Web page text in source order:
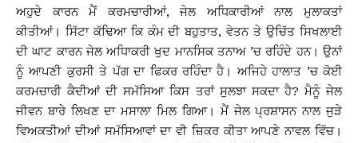
ਅਹੁਦੇ ਕਾਰਨ ਮੈਂ ਕਰਮਚਾਰੀਆਂ, ਜੇਲ ਅਧਿਕਾਰੀਆਂ ਨਾਲ ਮੁਲਾਕਤਾਂ
ਕੀਤੀਆਂ। ਸਿੱਟਾ ਕੱਢਿਆ ਕਿ ਕੰਮ ਦੀ ਬਹੁਤਾਤ, ਵੇਤਨ ਤੇ ਉਚਿੱਤ ਸਿਖਲਾਈ
ਦੀ ਘਾਟ ਕਾਰਨ ਜੇਲ ਅਧਿਾਕਰੀ ਖੁਦ ਮਾਨਸਿਕ ਤਨਾਅ ’ਚ ਰਹਿੰਦੇ ਹਨ। ਉਨਾਂ
ਨੂੰ ਆਪਣੀ ਕੁਰਸੀ ਤੇ ਪੱਗ ਦਾ ਫਿਕਰ ਰਹਿੰਦਾ ਹੈ। ਅਜਿਹੇ ਹਾਲਾਤ ’ਚ ਕੋਈ
ਕਰਮਚਾਰੀ ਕੈਦੀਆਂ ਦੀ ਸਮੱਸਿਆ ਕਿਸ ਤਰਾਂ ਸੁਲਝਾ ਸਕਦਾ ਹੈ? ਮੈਨੂੰ ਜੇਲ
ਜੀਵਨ ਬਾਰੇ ਲਿਖਣ ਦਾ ਮਸਾਲਾ ਮਿਲ ਗਿਆ। ਮੈਂ ਜੇਲ ਪ੍ਰਸ਼ਾਸਨ ਨਾਲ ਜੁੜੇ
ਵਿਅਕਤੀਆਂ ਦੀਆਂ ਸਮੱਸਿਆਵਾਂ ਦਾ ਵੀ ਜ਼ਿਕਰ ਕੀਤਾ ਆਪਣੇ ਨਾਵਲ ਵਿੱਚ।